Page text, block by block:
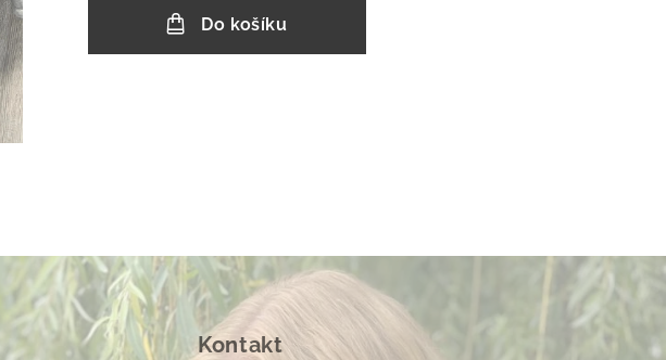
Do košíku
Kontakt